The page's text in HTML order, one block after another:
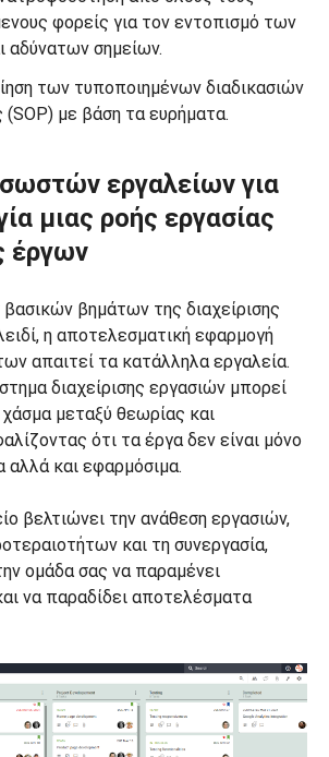
φορείς για τον εντοπισμό των
αδύνατων σημείων.
των τυποποιημένων διαδικασιών
(SOP) με βάση τα ευρήματα.
εργαλείων για
μιας ροής εργασίας
έργων
βημάτων της διαχείρισης
η αποτελεσματική εφαρμογή
απαιτεί τα κατάλληλα εργαλεία.
διαχείρισης εργασιών μπορεί
μεταξύ θεωρίας και
ότι τα έργα δεν είναι μόνο
και εφαρμόσιμα.
βελτιώνει την ανάθεση εργασιών,
και τη συνεργασία,
ομάδα σας να παραμένει
να παραδίδει αποτελέσματα